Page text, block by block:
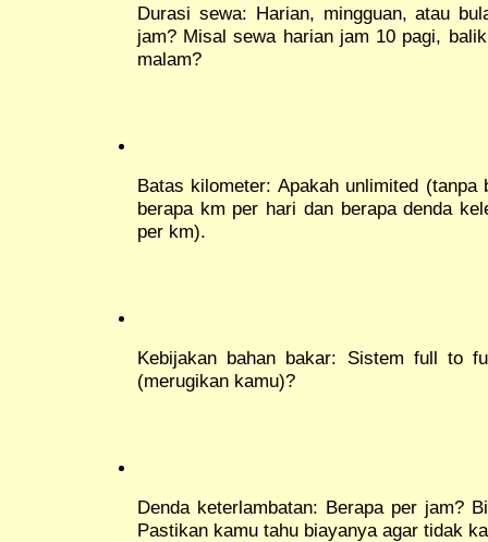
Durasi sewa: Harian, mingguan, atau
jam? Misal sewa harian jam 10 pagi,
malam?
Batas kilometer: Apakah unlimited
berapa km per hari dan berapa denda
per km).
Kebijakan bahan bakar: Sistem full to
(merugikan kamu)?
Denda keterlambatan: Berapa per jam?
Pastikan kamu tahu biayanya agar tidak